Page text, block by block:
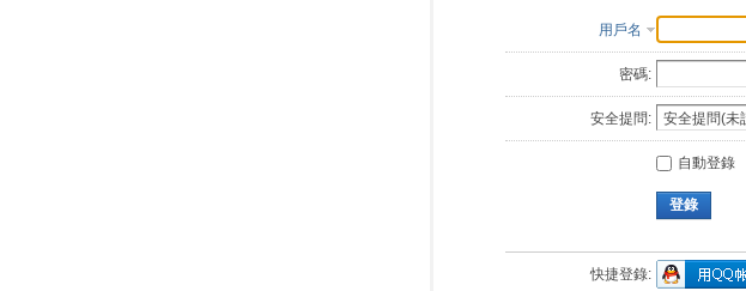
用戶名
密碼:
安全提問:
自動登錄
登錄
快捷登錄: